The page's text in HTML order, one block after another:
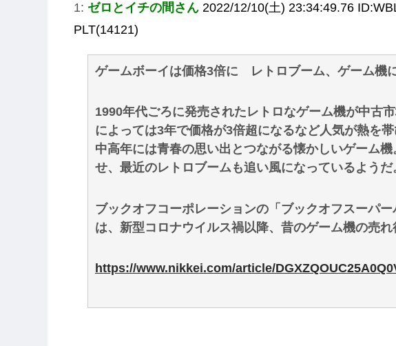
1: ゼロとイチの間さん 2022/12/10(土) 23:34:49.76
PLT(14121)
ゲームボーイは価格3倍に レトロブーム、ゲーム機
1990年代ごろに発売されたレトロなゲーム機が中古
によっては3年で価格が3倍超になるなど人気が熱を帯
中高年には青春の思い出とつながる懐かしいゲーム
せ、最近のレトロブームも追い風になっているようだ
ブックオフコーポレーションの「ブックオフスーパ
は、新型コロナウイルス禍以降、昔のゲーム機の売
https://www.nikkei.com/article/